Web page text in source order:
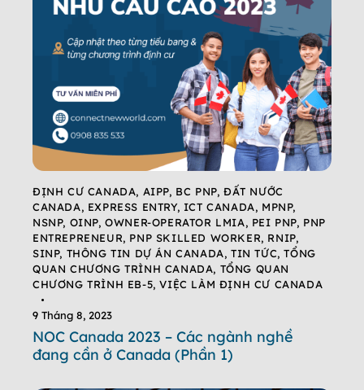
ĐỊNH CƯ CANADA, AIPP, BC PNP,ĐẤT NƯỚC
CANADA, EXPRESS ENTRY, ICT CANADA, MPNP,
NSNP, OINP,OWNER-OPERATOR LMIA, PEI PNP, PNP
ENTREPRENEUR, PNP SKILLED WORKER, RNIP,
SINP, THÔNG TIN DỰ ÁN CANADA,TIN TỨC,TỔNG
QUAN CHƯƠNG TRÌNH CANADA, TỔNG QUAN
CHƯƠNG TRÌNH EB-5,VIỆC LÀM ĐỊNH CƯ CANADA
9 Tháng 8, 2023
NOC Canada 2023 – Các ngành nghề
đang cần ở Canada (Phần 1)